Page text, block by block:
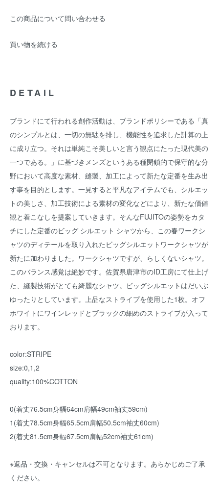
この商品について問い合わせる
買い物を続ける
DETAIL
ブランドにて行われる創作活動は、ブランドポリシーである「真
のシンプルとは、一切の無駄を排し、機能性を追求した計算の上
に成り立つ。それは単純こそ美しいと言う観点にたった現代美の
一つである。」に基づきメンズというある種閉鎖的で保守的な分
野において高度な素材、縫製、加工によって新たな定番を生み出
す事を目的とします。一見すると平凡なアイテムでも、シルエッ
トの美しさ、加工技術による素材の変化などにより、新たな価値
観と着こなしを提案していきます。そんなFUJITOの姿勢をカタ
チにした定番のビッグ シルエット シャツから、この春ワークシ
ャツのディテールを取り入れたビッグシルエットワークシャツが
新たに加わりました。ワークシャツですが、らしくないシャツ。
このバランス感覚は絶妙です。佐賀県唐津市のID工房にて仕上げ
た、縫製技術がとても綺麗なシャツ。ビッグシルエットはだいぶ
ゆったりとしています。上品なストライプを使用した1枚。オフ
ホワイトにワインレッドとブラックの細めのストライプが入って
おります。
color:STRIPE
size:0,1,2
quality:100%COTTON
0(着丈76.5cm身幅64cm肩幅49cm袖丈59cm)
1(着丈78.5cm身幅65.5cm肩幅50.5cm袖丈60cm)
2(着丈81.5cm身幅67.5cm肩幅52cm袖丈61cm)
※返品・交換・キャンセルは不可となります。あらかじめご了承
ください。